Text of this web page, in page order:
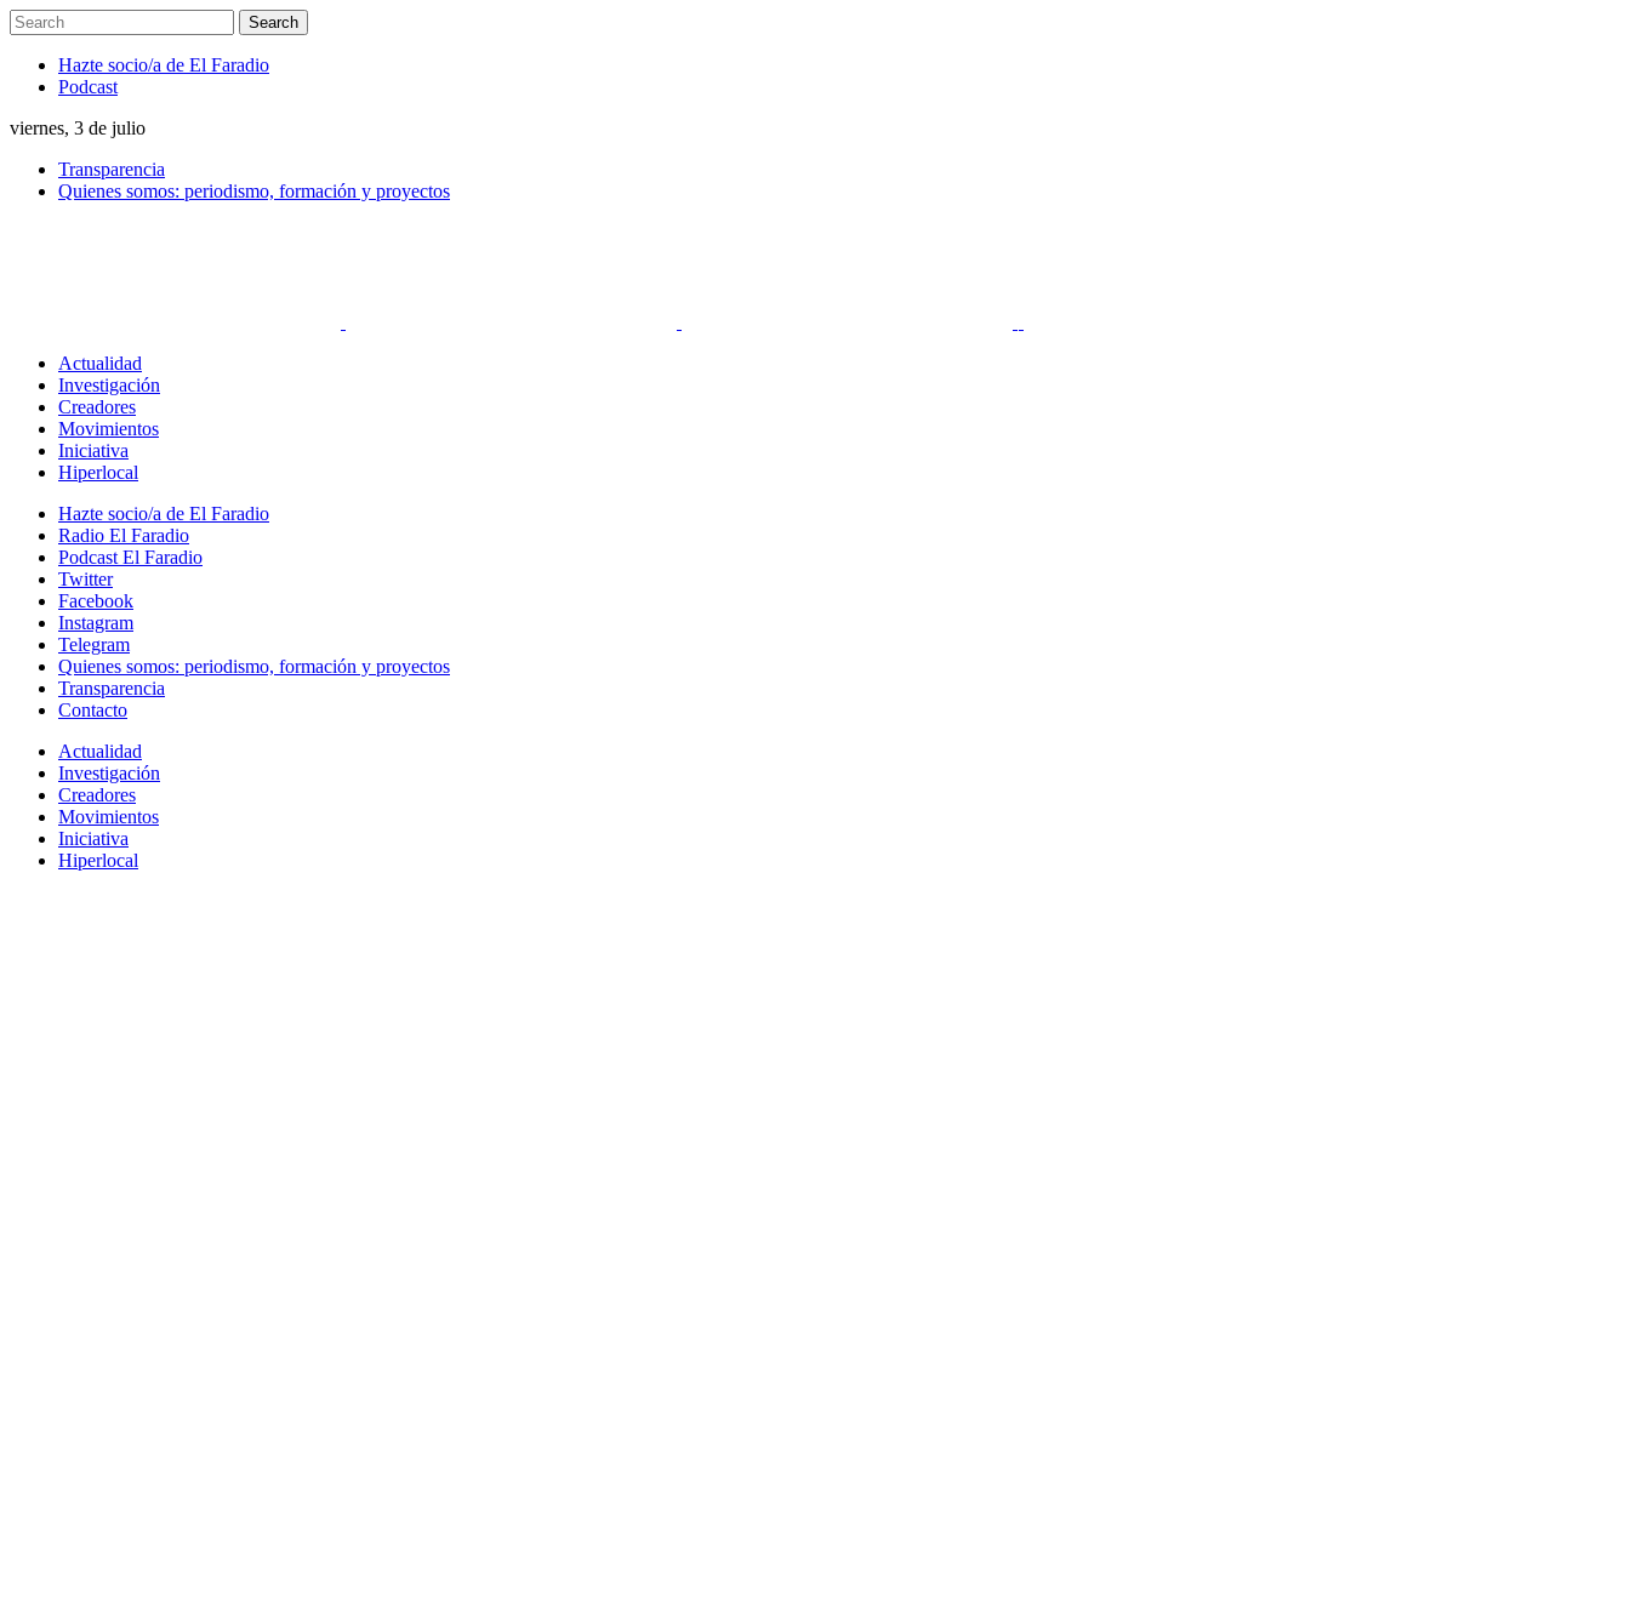
Hazte socio/a de El Faradio
Podcast
viernes, 3 de julio
Transparencia
Quienes somos: periodismo, formación y proyectos
Actualidad
Investigación
Creadores
Movimientos
Iniciativa
Hiperlocal
Hazte socio/a de El Faradio
Radio El Faradio
Podcast El Faradio
Twitter
Facebook
Instagram
Telegram
Quienes somos: periodismo, formación y proyectos
Transparencia
Contacto
Actualidad
Investigación
Creadores
Movimientos
Iniciativa
Hiperlocal